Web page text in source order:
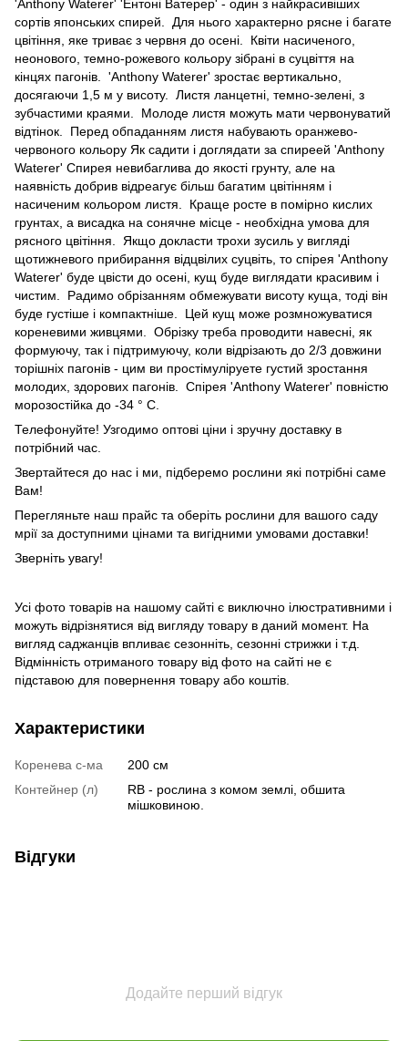
'Anthony Waterer' 'Ентоні Ватерер' - один з найкрасивіших
сортів японських спирей. Для нього характерно рясне і багате
цвітіння, яке триває з червня до осені. Квіти насиченого,
неонового, темно-рожевого кольору зібрані в суцвіття на
кінцях пагонів. 'Anthony Waterer' зростає вертикально,
досягаючи 1,5 м у висоту. Листя ланцетні, темно-зелені, з
зубчастими краями. Молоде листя можуть мати червонуватий
відтінок. Перед обпаданням листя набувають оранжево-
червоного кольору Як садити і доглядати за спиреей 'Anthony
Waterer' Спирея невибаглива до якості грунту, але на
наявність добрив відреагує більш багатим цвітінням і
насиченим кольором листя. Краще росте в помірно кислих
грунтах, а висадка на сонячне місце - необхідна умова для
рясного цвітіння. Якщо докласти трохи зусиль у вигляді
щотижневого прибирання відцвілих суцвіть, то спірея 'Anthony
Waterer' буде цвісти до осені, кущ буде виглядати красивим і
чистим. Радимо обрізанням обмежувати висоту куща, тоді він
буде густіше і компактніше. Цей кущ може розмножуватися
кореневими живцями. Обрізку треба проводити навесні, як
формуючу, так і підтримуючу, коли відрізають до 2/3 довжини
торішніх пагонів - цим ви простімуліруете густий зростання
молодих, здорових пагонів. Спірея 'Anthony Waterer' повністю
морозостійка до -34 ° C.
Телефонуйте! Узгодимо оптові ціни і зручну доставку в
потрібний час.
Звертайтеся до нас і ми, підберемо рослини які потрібні саме
Вам!
Перегляньте наш прайс та оберіть рослини для вашого саду
мрії за доступними цінами та вигідними умовами доставки!
Зверніть увагу!
Усі фото товарів на нашому сайті є виключно ілюстративними і
можуть відрізнятися від вигляду товару в даний момент. На
вигляд саджанців впливає сезонніть, сезонні стрижки і т.д.
Відмінність отриманого товару від фото на сайті не є
підставою для повернення товару або коштів.
Характеристики
Коренева с-ма
200 см
Контейнер (л)
RB - рослина з комом землі, обшита
мішковиною.
Відгуки
Додайте перший відгук